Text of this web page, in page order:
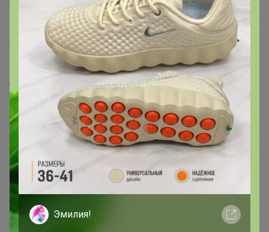
support@24-ok.ru
Написать в поддержку
Защита покупателя
О нас
Все предложения
Анонсы
Новости
Поддержка альпак
Самое выгодное
Хиты продаж
Эмилия!